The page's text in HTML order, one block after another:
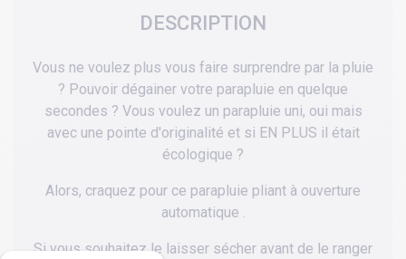
DESCRIPTION
Vous ne voulez plus vous faire surprendre par la pluie
? Pouvoir dégainer votre parapluie en quelque
secondes ? Vous voulez un parapluie uni, oui mais
avec une pointe d'originalité et si EN PLUS il était
écologique ?
Alors, craquez pour ce parapluie pliant à ouverture
automatique .
Si vous souhaitez le laisser sécher avant de le ranger